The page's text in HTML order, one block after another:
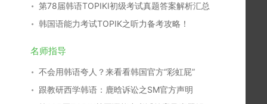
第78届韩语TOPIKⅠ初级考试真题答案解析汇总
韩国语能力考试TOPIK之听力备考攻略！
名师指导
不会用韩语夸人？来看看韩国官方“彩虹屁”
跟教研西学韩语：鹿晗诉讼之SM官方声明